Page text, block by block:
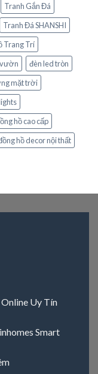
Tranh Gắn Đá
Tranh Đá SHANSHI
Trang Trí
đèn led tròn
mặt trời
hồ cao cấp
hồ decor nội thất
Uy Tín
Smart